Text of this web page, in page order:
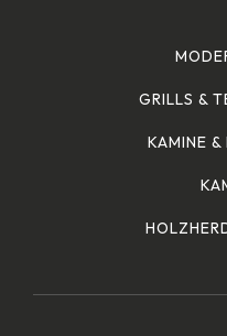
GRILLS &
KAMINE &